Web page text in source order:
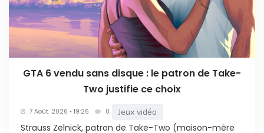
GTA 6 vendu sans disque : le patron de Take-
Two justifie ce choix
7 Août. 2026 • 19:26 0 Jeux vidéo
Strauss Zelnick, patron de Take-Two (maison-mère